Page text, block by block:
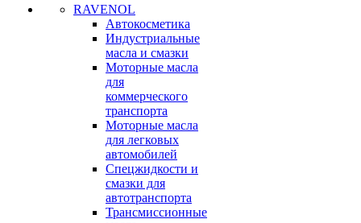
RAVENOL
Автокосметика
Индустриальные
масла и смазки
Моторные масла
для
коммерческого
транспорта
Моторные масла
для легковых
автомобилей
Спецжидкости и
смазки для
автотранспорта
Трансмиссионные